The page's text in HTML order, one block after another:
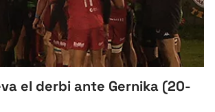
el derbi ante Gernika (20-